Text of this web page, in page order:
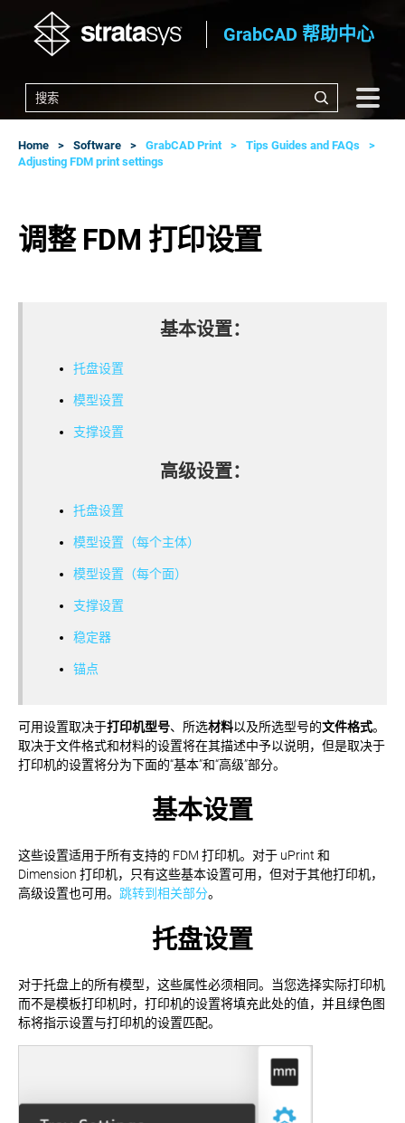
GrabCAD 帮助中心
Home Software GrabCAD Print
Tips Guides and FAQs
Adjusting FDM print settings
调整 FDM 打印设置
基本设置：
托盘设置
模型设置
支撑设置
高级设置：
托盘设置
模型设置（每个主体）
模型设置（每个面）
支撑设置
稳定器
锚点
可用设置取决于打印机型号、所选材料以及所选型号的文件格式。
取决于文件格式和材料的设置将在其描述中予以说明，但是取决于
打印机的设置将分为下面的“基本”和“高级”部分。
基本设置
这些设置适用于所有支持的 FDM 打印机。对于 uPrint 和
Dimension 打印机，只有这些基本设置可用，但对于其他打印机，
高级设置也可用。 跳转到相关部分。
托盘设置
对于托盘上的所有模型，这些属性必须相同。当您选择实际打印机
而不是模板打印机时，打印机的设置将填充此处的值，并且绿色图
标将指示设置与打印机的设置匹配。